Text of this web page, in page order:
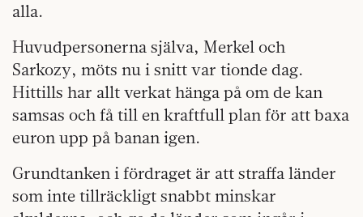
alla.
Huvudpersonerna själva, Merkel och
Sarkozy, möts nu i snitt var tionde dag.
Hittills har allt verkat hänga på om de kan
samsas och få till en kraftfull plan för att baxa
euron upp på banan igen.
Grundtanken i fördraget är att straffa länder
som inte tillräckligt snabbt minskar